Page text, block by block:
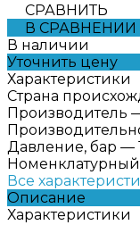
СРАВНИТЬ
В СРАВНЕНИИ
В наличии
Уточнить цену
Характеристики
Страна
Производитель
Давление, бар —
Все
Описание
Характеристики